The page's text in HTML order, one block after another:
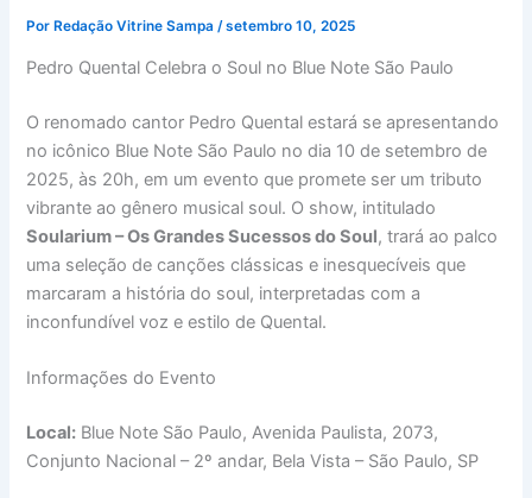
PorRedação Vitrine Sampa /setembro 10, 2025
Pedro Quental Celebra o Soul no Blue Note São Paulo
O renomado cantor Pedro Quental estará se apresentando
no icônico Blue Note São Paulo no dia 10 de setembro de
2025, às 20h, em um evento que promete ser um tributo
vibrante ao gênero musical soul. O show, intitulado
Soularium – Os Grandes Sucessos do Soul, trará ao palco
uma seleção de canções clássicas e inesquecíveis que
marcaram a história do soul, interpretadas com a
inconfundível voz e estilo de Quental.
Informações do Evento
Local: Blue Note São Paulo, Avenida Paulista, 2073,
Conjunto Nacional – 2º andar, Bela Vista – São Paulo, SP